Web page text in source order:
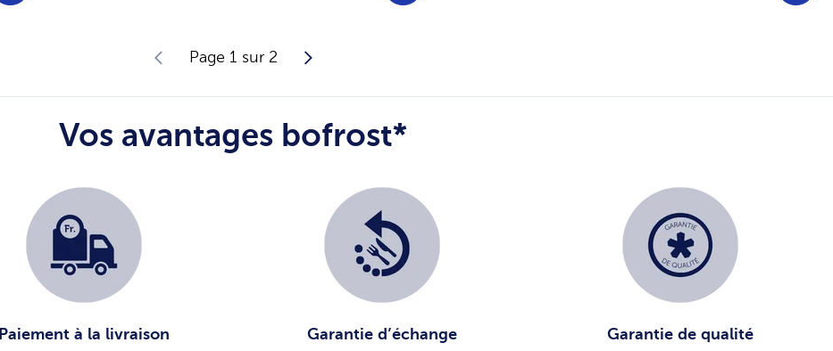
Page 1 sur 2
Vos avantages bofrost*
Paiement à la livraison Garantie d’échange Garantie de qualité